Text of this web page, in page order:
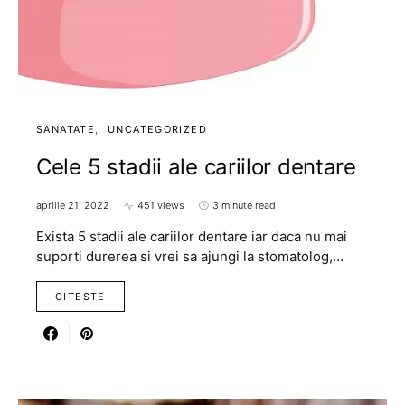
SANATATE UNCATEGORIZED
Cele 5 stadii ale cariilor dentare
aprilie 21, 2022 451 views 3 minute read
Exista 5 stadii ale cariilor dentare iar daca nu mai
suporti durerea si vrei sa ajungi la stomatolog,…
CITESTE